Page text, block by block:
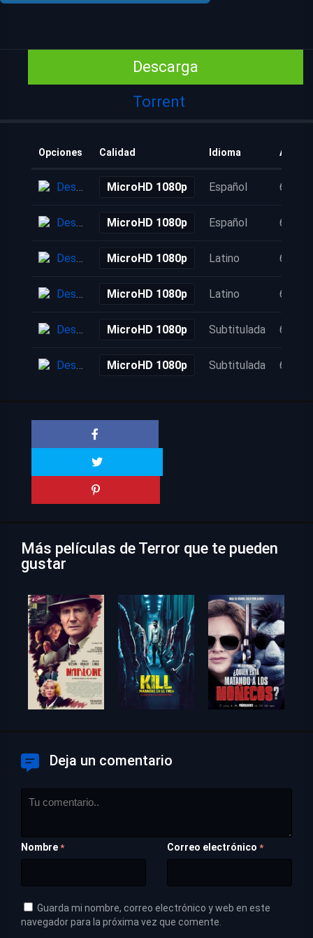
Descarga
Torrent
Opciones Calidad Idioma
Descarga MicroHD 1080p Español 6 años
Descarga MicroHD 1080p Español 6 años
Descarga MicroHD 1080p Latino 6 años
Descarga MicroHD 1080p Latino 6 años
Descarga MicroHD 1080p Subtitulada 6 años
Descarga MicroHD 1080p Subtitulada 6 años
Más películas de Terror que te pueden
gustar
Deja un comentario
Nombre * Correo electrónico *
Guarda mi nombre, correo electrónico y web en este
navegador para la próxima vez que comente.